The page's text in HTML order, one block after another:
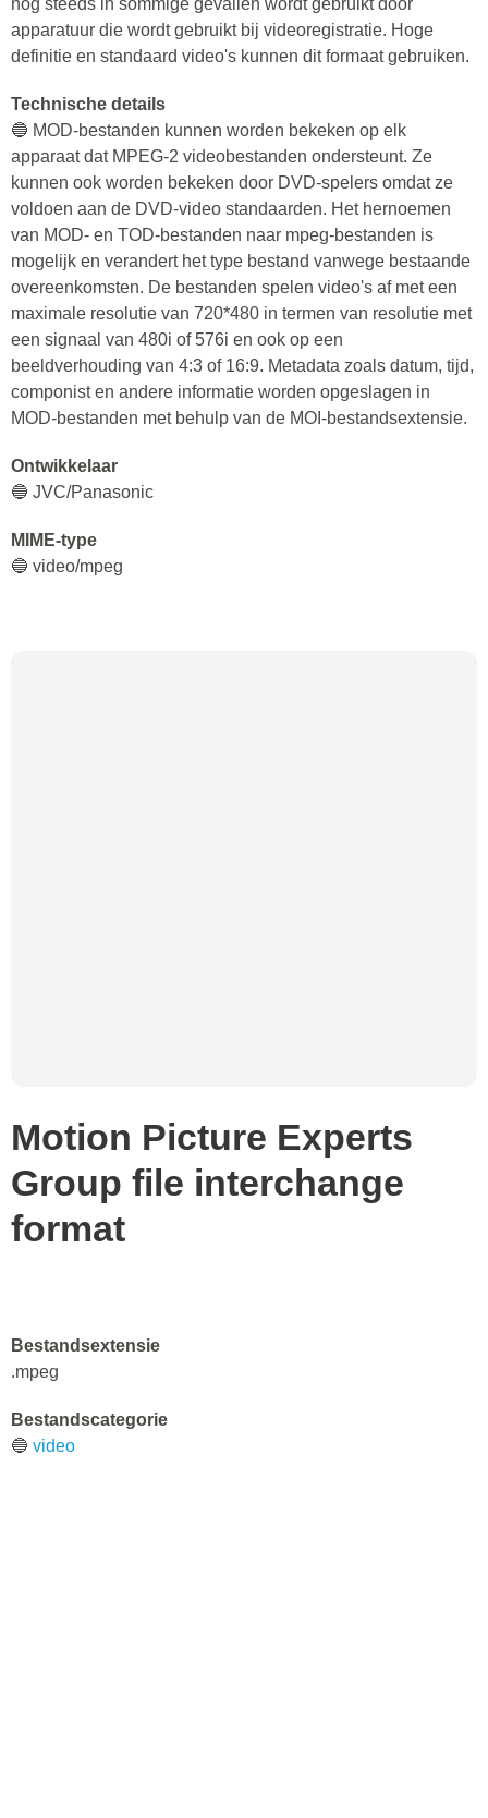
nog steeds in sommige gevallen wordt gebruikt door
apparatuur die wordt gebruikt bij videoregistratie. Hoge
definitie en standaard video's kunnen dit formaat gebruiken.
Technische details
🔵 MOD-bestanden kunnen worden bekeken op elk
apparaat dat MPEG-2 videobestanden ondersteunt. Ze
kunnen ook worden bekeken door DVD-spelers omdat ze
voldoen aan de DVD-video standaarden. Het hernoemen
van MOD- en TOD-bestanden naar mpeg-bestanden is
mogelijk en verandert het type bestand vanwege bestaande
overeenkomsten. De bestanden spelen video's af met een
maximale resolutie van 720*480 in termen van resolutie met
een signaal van 480i of 576i en ook op een
beeldverhouding van 4:3 of 16:9. Metadata zoals datum, tijd,
componist en andere informatie worden opgeslagen in
MOD-bestanden met behulp van de MOI-bestandsextensie.
Ontwikkelaar
🔵 JVC/Panasonic
MIME-type
🔵 video/mpeg
Motion Picture Experts
Group file interchange
format
Bestandsextensie
.mpeg
Bestandscategorie
🔵 video